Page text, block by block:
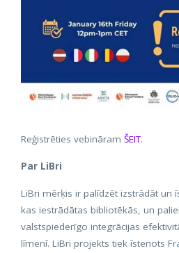
Reģistrēties vebināram ŠEIT.
Par LiBri
LiBri mērķis ir palīdzēt izstrādāt un
kas iestrādātas bibliotēkās, un
valstspiederīgo integrācijas
līmenī. LiBri projekts tiek īstenots